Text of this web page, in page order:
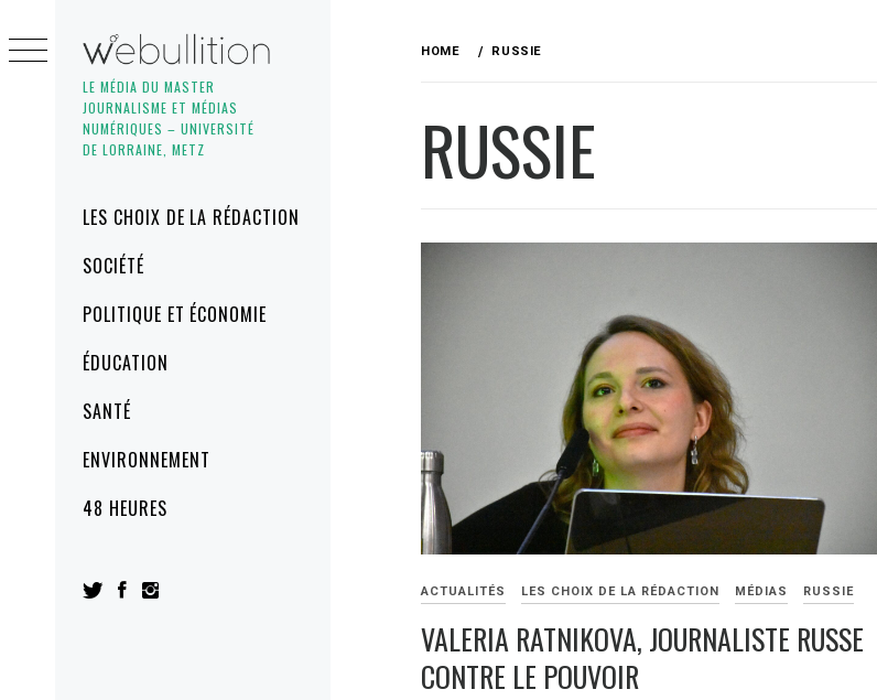
LE MÉDIA DU MASTER
JOURNALISME ET MÉDIAS
NUMÉRIQUES – UNIVERSITÉ
DE LORRAINE, METZ
MenuLES CHOIX DE LA RÉDACTION
SOCIÉTÉ
POLITIQUE ET ÉCONOMIE
ÉDUCATION
SANTÉ
ENVIRONNEMENT
48 HEURES
to
content
HOME RUSSIE
RUSSIE
ACTUALITÉS LES CHOIX DE LA RÉDACTION MÉDIAS RUSSIE
VALERIA RATNIKOVA, JOURNALISTE RUSSE
CONTRE LE POUVOIR